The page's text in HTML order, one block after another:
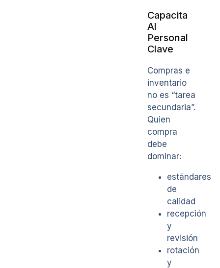
Capacita
Al
Personal
Clave
Compras e
inventario
no es “tarea
secundaria”.
Quien
compra
debe
dominar:
estándares
de
calidad
recepción
y
revisión
rotación
y